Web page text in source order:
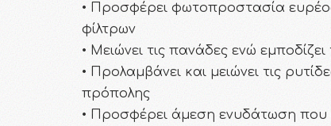
• Προσφέρει φωτοπροστασία
φίλτρων
• Μειώνει τις πανάδες ενώ
• Προλαμβάνει και μειώνει τις
πρόπολης
• Προσφέρει άμεση ενυδάτωση που